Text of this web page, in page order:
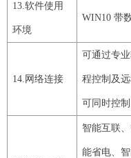
13.软件使用
环境
WIN10 带
14.网络连接
可通过专
程控制及
可同时控
智能互联
能省电、